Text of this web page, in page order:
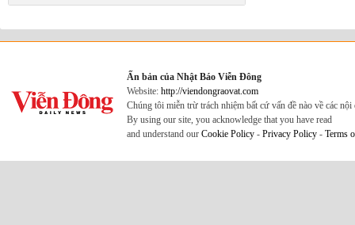
Ấn bản của Nhật Báo Viễn Đông
Website: http://viendongraovat.com
Chúng tôi miễn trừ trách nhiệm bất cứ vấn đề nào về các
and understand ourCookie Policy-Privacy Policy-Terms